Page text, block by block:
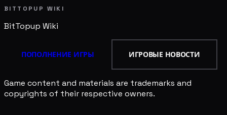
BITTOPUP WIKI
BitTopup Wiki
ПОПОЛНЕНИЕ ИГРЫ ИГРОВЫЕ НОВОСТИ
Game content and materials are trademarks and
copyrights of their respective owners.